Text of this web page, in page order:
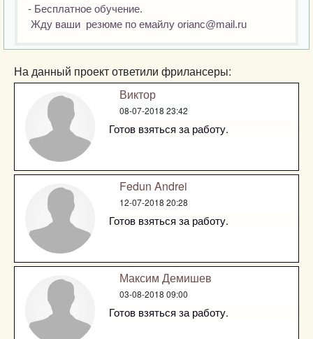
- Бесплатное обучение.
Жду ваши  резюме по емайлу orianc@mail.ru
На данный проект ответили фрилансеры:
Виктор
08-07-2018 23:42
Готов взяться за работу.
Fedun Andrei
12-07-2018 20:28
Готов взяться за работу.
Максим Демишев
03-08-2018 09:00
Готов взяться за работу.